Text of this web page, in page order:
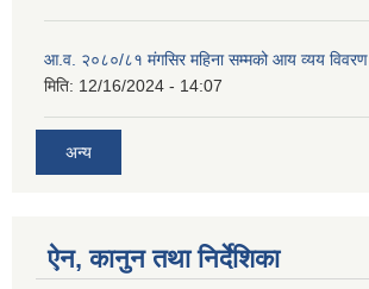
आ.व. २०८०/८१ मंगसिर महिना सम्मको आय व्यय विवरण
मिति: 12/16/2024 - 14:07
अन्य
ऐन, कानुन तथा निर्देशिका